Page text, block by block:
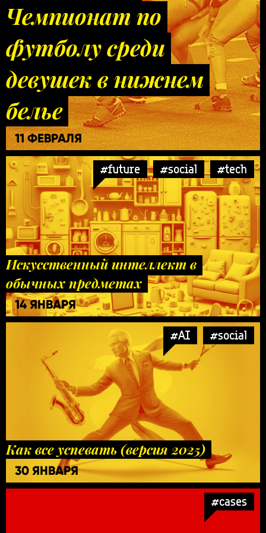
Чемпионат по
футболу среди
девушек в нижнем
белье
11 ФЕВРАЛЯ
#future #social #tech
Искусственный интеллект в
обычных предметах
14 ЯНВАРЯ
#AI #social
Как все успевать (версия 2025)
30 ЯНВАРЯ
#cases